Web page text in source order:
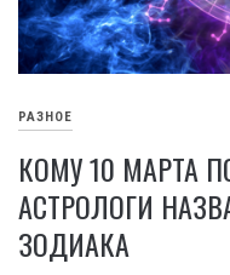
РАЗНОЕ
КОМУ 10 МАРТА
АСТРОЛОГИ
ЗОДИАКА